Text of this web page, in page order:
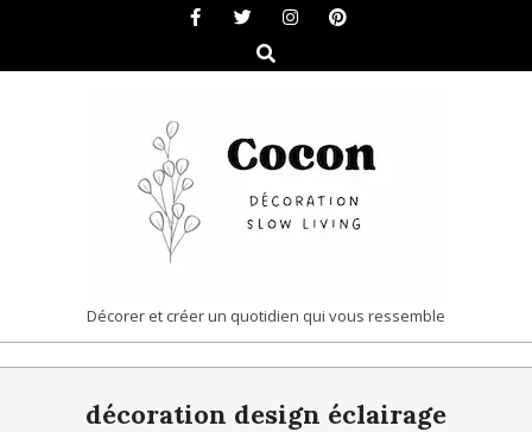
content
Search
COCON
|
DÉCORATION
Décorer et créer un quotidien qui vous ressemble
décoration design éclairage